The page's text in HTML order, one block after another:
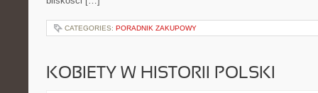
CATEGORIES: PORADNIK ZAKUPOWY
KOBIETY W HISTORII POLSKI